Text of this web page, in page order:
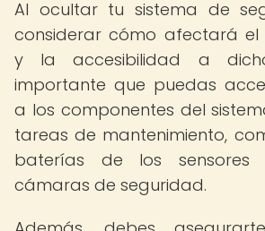
Al ocultar tu sistema de
considerar cómo afectará el
y la accesibilidad a
importante que puedas
a los componentes del
tareas de mantenimiento,
baterías de los
cámaras de seguridad.